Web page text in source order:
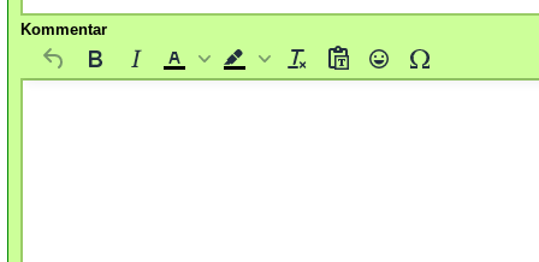
Kommentar